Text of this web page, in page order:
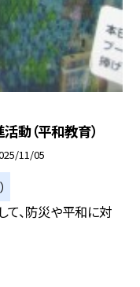
動（平和教育）
11/05
て、防災や平和に対